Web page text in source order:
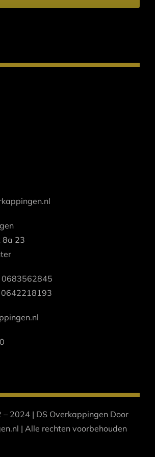
8a 23
0683562845
0642218193
2024 | DS Overkappingen Door
| Alle rechten voorbehouden